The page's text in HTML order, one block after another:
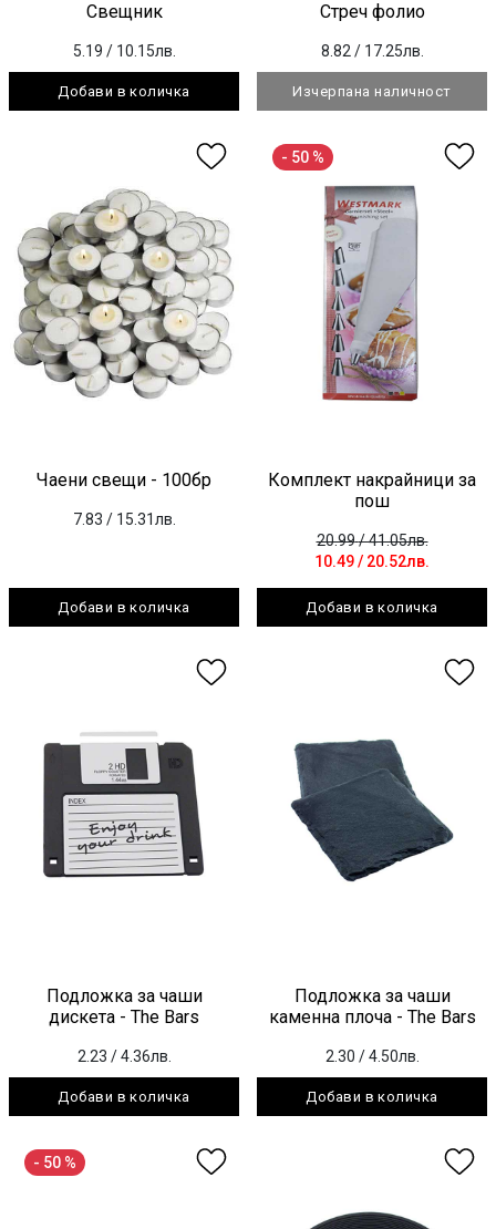
Свещник
5.19 / 10.15лв.
Добави в количка
Стреч фолио
8.82 / 17.25лв.
Изчерпана наличност
Чаени свещи - 100бр
7.83 / 15.31лв.
Добави в количка
- 50 %
Комплект накрайници за
пош
20.99/ 41.05лв.
10.49/ 20.52лв.
Добави в количка
Подложка за чаши
дискета - The Bars
2.23 / 4.36лв.
Добави в количка
Подложка за чаши
каменна плоча - The Bars
2.30 / 4.50лв.
Добави в количка
- 50 %